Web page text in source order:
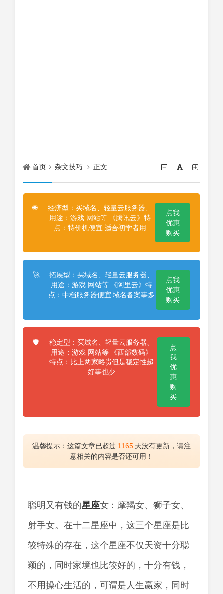
首页 杂文技巧 正文
🌐
经济型：买域名、轻量云服务器、
用途：游戏 网站等 《腾讯云》特
点：特价机便宜 适合初学者用
点我
优惠
购买
🚀
拓展型：买域名、轻量云服务器、
用途：游戏 网站等 《阿里云》特
点：中档服务器便宜 域名备案事多
点我
优惠
购买
🛡️
稳定型：买域名、轻量云服务器、
用途：游戏 网站等 《西部数码》
特点：比上两家略贵但是稳定性超
好事也少
点
我
优
惠
购
买
温馨提示：这篇文章已超过 1165 天没有更新，请注
意相关的内容是否还可用！
聪明又有钱的星座女：摩羯女、狮子女、
射手女。在十二星座中，这三个星座是比
较特殊的存在，这个星座不仅天资十分聪
颖的，同时家境也比较好的，十分有钱，
不用操心生活的，可谓是人生赢家，同时